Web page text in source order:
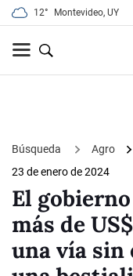
12° Montevideo, UY
Búsqueda Agro
23 de enero de 2024
El
más de
una vía sin